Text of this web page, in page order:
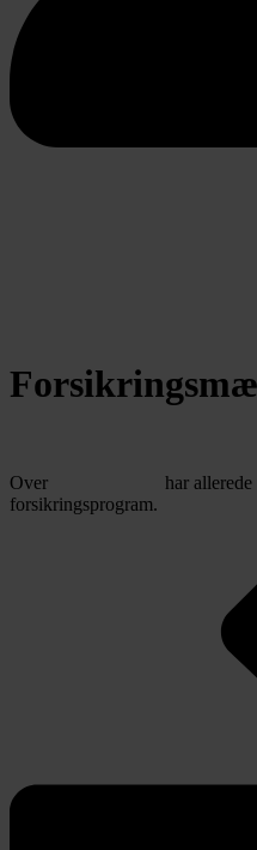
Over
har
forsikringsprogram.